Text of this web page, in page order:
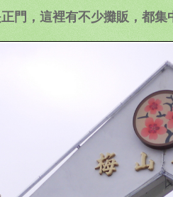
門，這裡有不少攤販，都